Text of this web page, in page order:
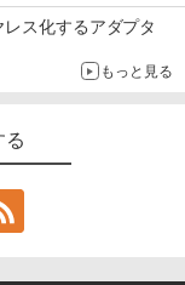
ス化するアダプタ
もっと見る
る